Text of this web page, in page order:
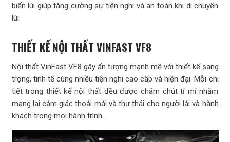
biến lùi giúp tăng cường sự tiện nghi và an toàn khi di chuyển
lùi.
THIẾT KẾ NỘI THẤT VINFAST VF8
Nội thất VinFast VF8 gây ấn tượng mạnh mẽ với thiết kế sang
trọng, tinh tế cùng nhiều tiện nghi cao cấp và hiện đại. Mỗi chi
tiết trong thiết kế nội thất đều được chăm chút tỉ mỉ nhằm
mang lại cảm giác thoải mái và thư thái cho người lái và hành
khách trong mọi hành trình.